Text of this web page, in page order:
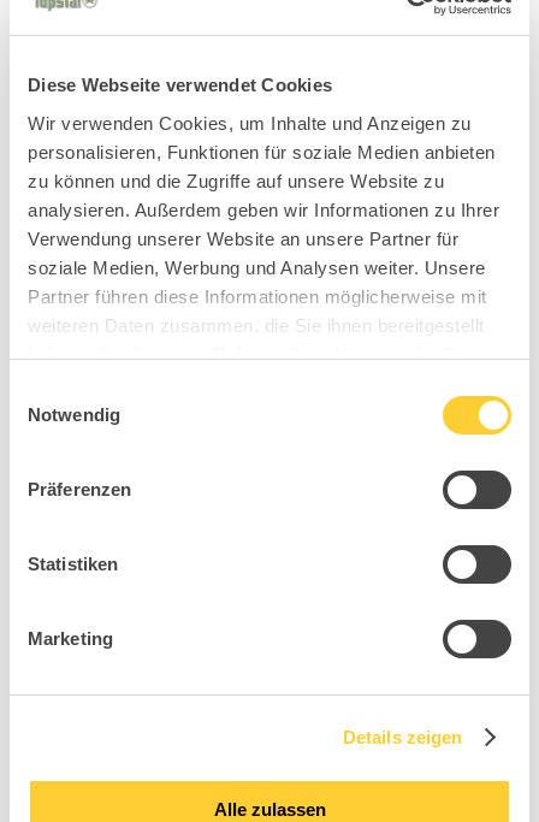
Diese Webseite verwendet Cookies
Wir verwenden Cookies, um Inhalte und Anzeigen zu
personalisieren, Funktionen für soziale Medien anbieten
zu können und die Zugriffe auf unsere Website zu
analysieren. Außerdem geben wir Informationen zu Ihrer
Verwendung unserer Website an unsere Partner für
soziale Medien, Werbung und Analysen weiter. Unsere
Partner führen diese Informationen möglicherweise mit
weiteren Daten zusammen, die Sie ihnen bereitgestellt
haben oder die sie im Rahmen Ihrer Nutzung der Dienste
Notwendig
Präferenzen
Statistiken
Marketing
Details zeigen
Alle zulassen
Suchen
Nachhaltigkeitsbericht 2025 ist da!